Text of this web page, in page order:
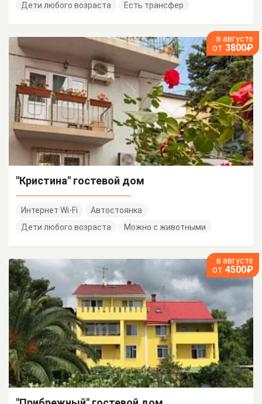
Дети любого возраста
Есть трансфер
в августе
от 3800₽
"Кристина" гостевой дом
Интернет Wi-Fi
Автостоянка
Дети любого возраста
Можно с животными
в августе
от 4500₽